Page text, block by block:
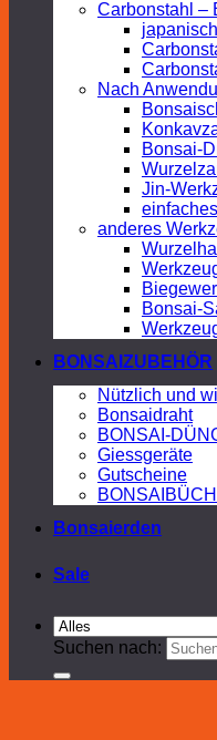
Carbonstahl –
Nach
Bonsai-
Jin-
anderes
Bonsai-
BONSAIZUBEHÖR
Nützlich und
Bonsaidraht
BONSAI-
Giessgeräte
Gutscheine
Bonsaierden
Sale
Suchen nach: